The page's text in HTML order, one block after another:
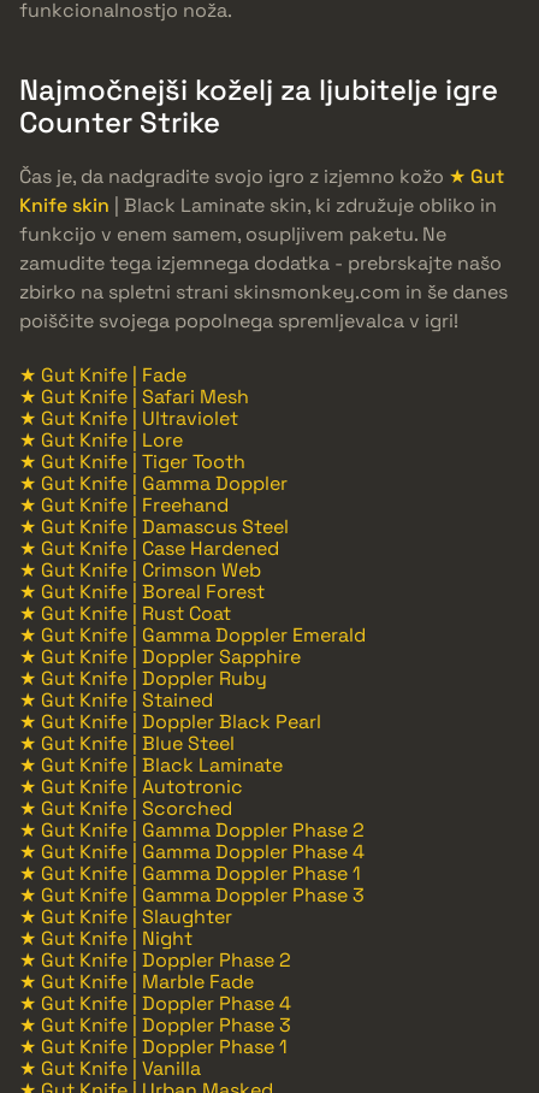
funkcionalnostjo noža.
Najmočnejši koželj za ljubitelje igre
Counter Strike
Čas je, da nadgradite svojo igro z izjemno kožo ★ Gut
Knife skin | Black Laminate skin, ki združuje obliko in
funkcijo v enem samem, osupljivem paketu. Ne
zamudite tega izjemnega dodatka - prebrskajte našo
zbirko na spletni strani skinsmonkey.com in še danes
poiščite svojega popolnega spremljevalca v igri!
★ Gut Knife | Fade
★ Gut Knife | Safari Mesh
★ Gut Knife | Ultraviolet
★ Gut Knife | Lore
★ Gut Knife | Tiger Tooth
★ Gut Knife | Gamma Doppler
★ Gut Knife | Freehand
★ Gut Knife | Damascus Steel
★ Gut Knife | Case Hardened
★ Gut Knife | Crimson Web
★ Gut Knife | Boreal Forest
★ Gut Knife | Rust Coat
★ Gut Knife | Gamma Doppler Emerald
★ Gut Knife | Doppler Sapphire
★ Gut Knife | Doppler Ruby
★ Gut Knife | Stained
★ Gut Knife | Doppler Black Pearl
★ Gut Knife | Blue Steel
★ Gut Knife | Black Laminate
★ Gut Knife | Autotronic
★ Gut Knife | Scorched
★ Gut Knife | Gamma Doppler Phase 2
★ Gut Knife | Gamma Doppler Phase 4
★ Gut Knife | Gamma Doppler Phase 1
★ Gut Knife | Gamma Doppler Phase 3
★ Gut Knife | Slaughter
★ Gut Knife | Night
★ Gut Knife | Doppler Phase 2
★ Gut Knife | Marble Fade
★ Gut Knife | Doppler Phase 4
★ Gut Knife | Doppler Phase 3
★ Gut Knife | Doppler Phase 1
★ Gut Knife | Vanilla